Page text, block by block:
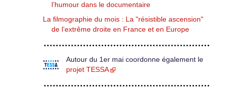
l’humour dans le documentaire
La filmographie du mois : La "résistible ascension"
de l’extrême droite en France et en Europe
Autour du 1er mai coordonne également le
projet TESSA